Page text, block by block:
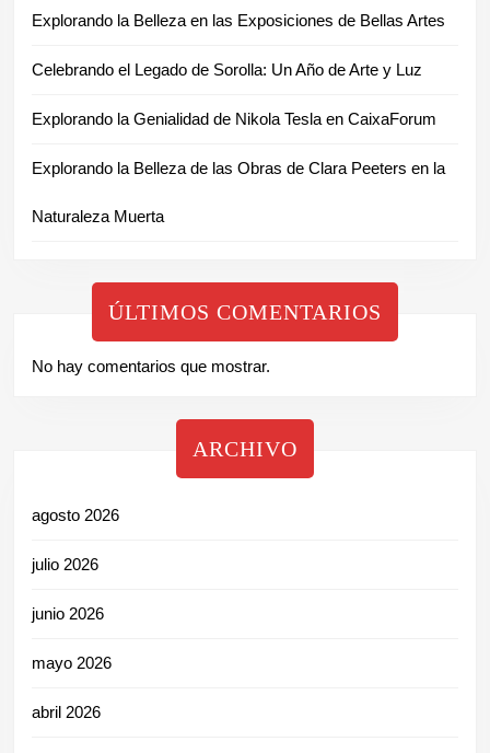
Explorando la Belleza en las Exposiciones de Bellas Artes
Celebrando el Legado de Sorolla: Un Año de Arte y Luz
Explorando la Genialidad de Nikola Tesla en CaixaForum
Explorando la Belleza de las Obras de Clara Peeters en la
Naturaleza Muerta
ÚLTIMOS COMENTARIOS
No hay comentarios que mostrar.
ARCHIVO
agosto 2026
julio 2026
junio 2026
mayo 2026
abril 2026